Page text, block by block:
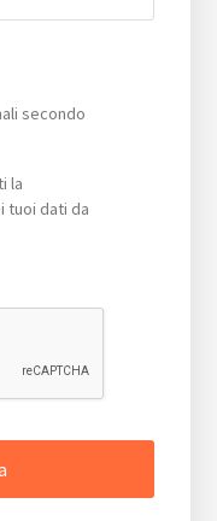
secondo
la
tuoi dati da